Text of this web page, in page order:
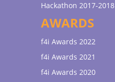
Hackathon 2017-2018
AWARDS
f4i Awards 2022
f4i Awards 2021
f4i Awards 2020